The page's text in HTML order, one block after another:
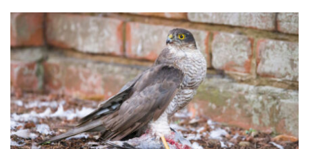
Natuurmoment
Door Kees Loogman